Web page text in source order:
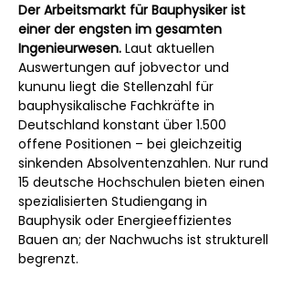
Der Arbeitsmarkt für Bauphysiker ist
einer der engsten im gesamten
Ingenieurwesen. Laut aktuellen
Auswertungen auf jobvector und
kununu liegt die Stellenzahl für
bauphysikalische Fachkräfte in
Deutschland konstant über 1.500
offene Positionen – bei gleichzeitig
sinkenden Absolventenzahlen. Nur rund
15 deutsche Hochschulen bieten einen
spezialisierten Studiengang in
Bauphysik oder Energieeffizientes
Bauen an; der Nachwuchs ist strukturell
begrenzt.